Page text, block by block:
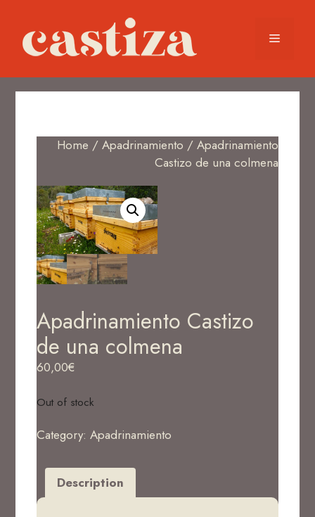
Home / Apadrinamiento / Apadrinamiento
Castizo de una colmena
Apadrinamiento Castizo
de una colmena
60,00€
Out of stock
Category:Apadrinamiento
Description